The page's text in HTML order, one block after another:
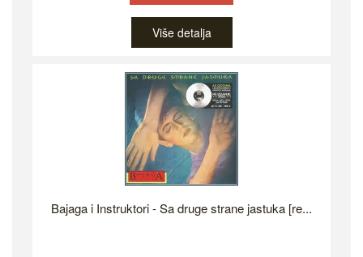
Više detalja
Bajaga i Instruktori - Sa druge strane jastuka [re...